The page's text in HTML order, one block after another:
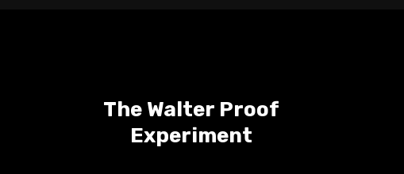
The Walter Proof
Experiment